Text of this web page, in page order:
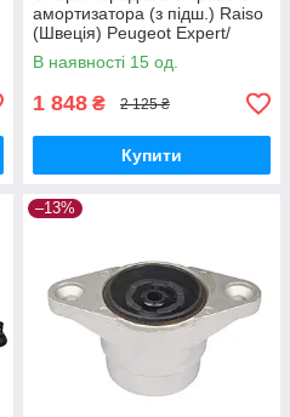
амортизатора (з підш.) Raiso
(Швеція) Peugeot Expert/
Експерт 96- #RC01917
UADODWM17
В наявності 15 од.
1 848 ₴ 2 125 ₴
Купити
–13%